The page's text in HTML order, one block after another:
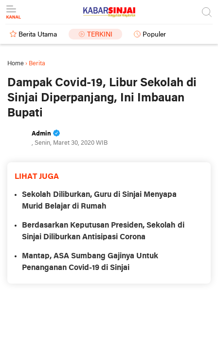
Berita Utama TERKINI Populer
Home › Berita
Dampak Covid-19, Libur Sekolah di
Sinjai Diperpanjang, Ini Imbauan
Bupati
Admin
, Senin, Maret 30, 2020 WIB
LIHAT JUGA
Sekolah Diliburkan, Guru di Sinjai Menyapa
Murid Belajar di Rumah
Berdasarkan Keputusan Presiden, Sekolah di
Sinjai Diliburkan Antisipasi Corona
Mantap, ASA Sumbang Gajinya Untuk
Penanganan Covid-19 di Sinjai